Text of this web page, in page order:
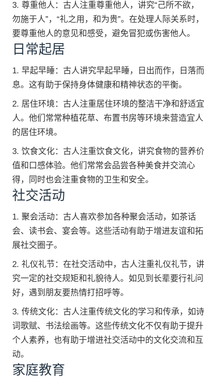
3. 尊重他人：古人注重尊重他人，讲究“己所不欲，
勿施于人”，“礼之用，和为贵”。在处理人际关系时，
要尊重他人的意见和感受，避免冒犯或伤害他人。
日常起居
1. 早起早睡：古人讲究早起早睡，日出而作，日落而
息。这有助于保持身体健康和精神状态的平衡。
2. 居住环境：古人注重居住环境的整洁干净和舒适宜
人。他们常常种植花草、布置书房等环境来营造宜人
的居住环境。
3. 饮食文化：古人注重饮食文化，讲究食物的营养价
值和口感体验。他们常常会品尝各种美食并交流心
得，同时也会注重食物的卫生和安全。
社交活动
1. 聚会活动：古人喜欢参加各种聚会活动，如茶话
会、读书会、宴会等。这些活动有助于增进友谊和拓
展社交圈子。
2. 礼仪礼节：在社交活动中，古人注重礼仪礼节，讲
究一定的社交规矩和礼貌待人。如见到长辈要行礼问
好，遇到朋友要热情打招呼等。
3. 传统文化：古人注重传统文化的学习和传承，如诗
词歌赋、书法绘画等。这些传统文化不仅有助于提升
个人素养，也有助于增进社交活动中的文化交流和互
动。
家庭教育